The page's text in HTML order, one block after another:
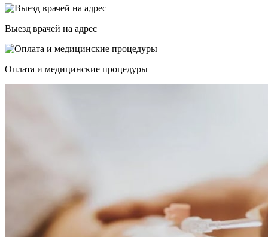
Выезд врачей на адрес
Оплата и медицинские процедуры